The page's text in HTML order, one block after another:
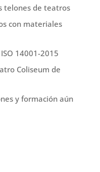
telones de teatros
con materiales
14001-2015
Coliseum de
y formación aún